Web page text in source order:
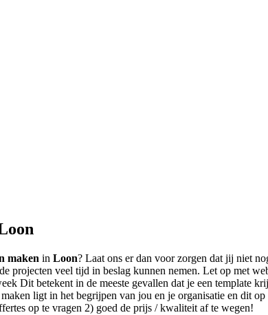
maken in Loon? Laat ons er dan voor zorgen dat jij niet
projecten veel tijd in beslag kunnen nemen. Let op met
Dit betekent in de meeste gevallen dat je een template
ligt in het begrijpen van jou en je organisatie en dit
op te vragen 2) goed de prijs / kwaliteit af te wegen!